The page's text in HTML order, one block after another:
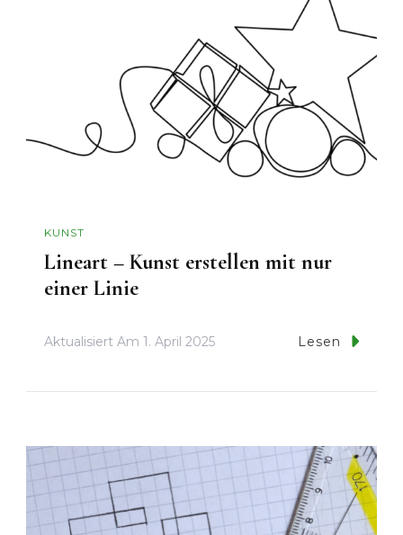
KUNST
Lineart – Kunst erstellen mit nur
einer Linie
Aktualisiert Am 1. April 2025 Lesen